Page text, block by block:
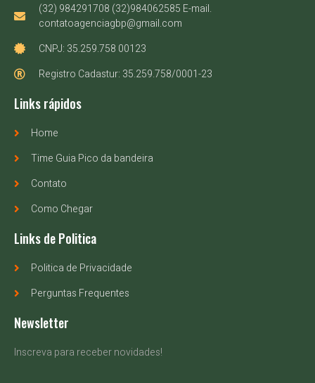
(32) 984291708 (32)984062585 E-mail.
contatoagenciagbp@gmail.com
CNPJ: 35.259.758 00123
Registro Cadastur: 35.259.758/0001-23
Links rápidos
Home
Time Guia Pico da bandeira
Contato
Como Chegar
Links de Politica
Politica de Privacidade
Perguntas Frequentes
Newsletter
Inscreva para receber novidades!